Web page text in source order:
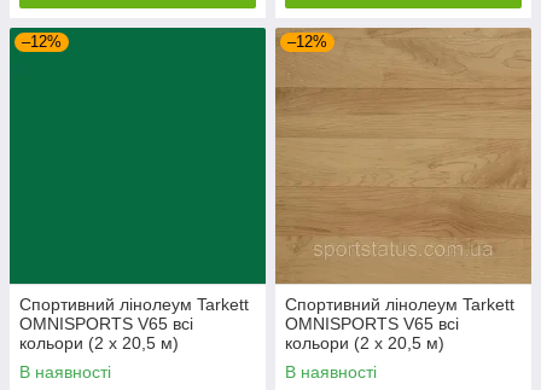
–12%
Спортивний лінолеум Tarkett
OMNISPORTS V65 всі
кольори (2 x 20,5 м)
В наявності
–12%
Спортивний лінолеум Tarkett
OMNISPORTS V65 всі
кольори (2 x 20,5 м)
В наявності